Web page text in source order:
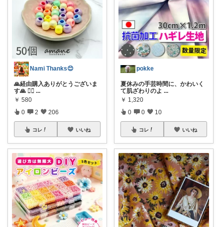
Nami Thanks😊
🙏経由購入ありがとうございま
す🙏 💁‍♀️ ...
￥ 580
0 2 206
コレ いいね
pokke
夏休みの手芸時間に、かわいく
て肌ざわりのよ ...
￥ 1,320
0 0 10
コレ いいね